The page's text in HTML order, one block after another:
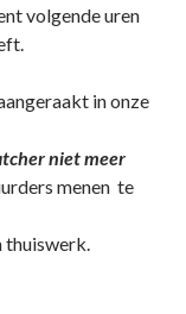
volgende uren
in onze
niet meer
menen te
thuiswerk.